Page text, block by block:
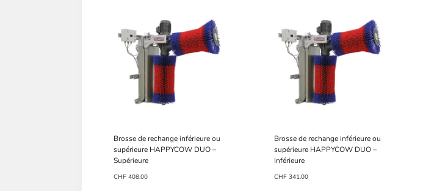
Brosse de rechange inférieure ou
supérieure HAPPYCOW DUO –
Supérieure
CHF 408.00
Brosse de rechange inférieure ou
supérieure HAPPYCOW DUO –
Inférieure
CHF 341.00